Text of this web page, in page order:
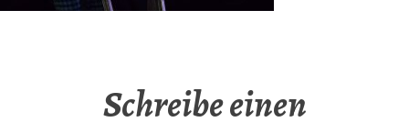
Schreibe einen